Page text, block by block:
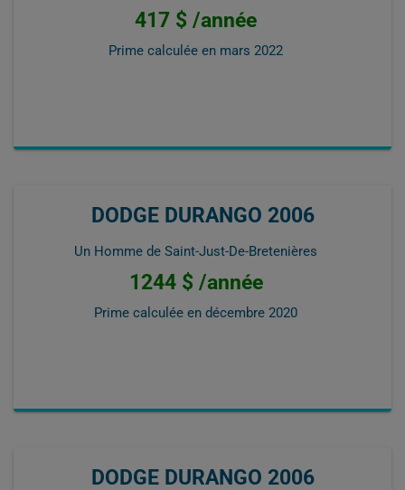
417 $ /année
Prime calculée en mars 2022
DODGE DURANGO 2006
Un Homme de Saint-Just-De-Bretenières
1244 $ /année
Prime calculée en décembre 2020
DODGE DURANGO 2006